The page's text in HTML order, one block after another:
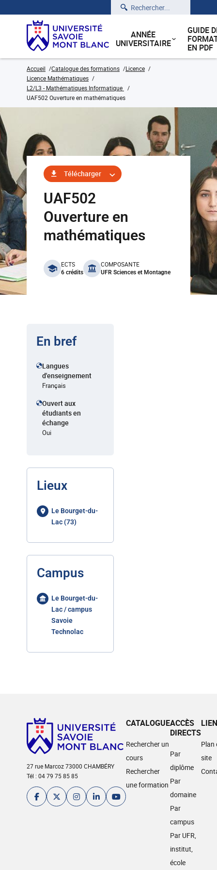
Rechercher
ANNÉE
UNIVERSITAIRE
GUIDE
EN PDF
Accueil Catalogue des formations
Licence
Licence Mathématiques
L2/L3 - Mathématiques Informatique
UAF502 Ouverture en mathématiques
Télécharger
UAF502
Ouverture en
mathématiques
benefits
ECTS
6 crédits
COMPOSANTE
UFR Sciences et Montagne
En bref
Langues
d'enseignement
Français
Ouvert aux
étudiants en
échange
Oui
Lieux
Le Bourget-du-
Lac (73)
Campus
Le Bourget-du-
Lac / campus
Savoie
Technolac
27 rue Marcoz 73000 CHAMBÉRY
Tél : 04 79 75 85 85
CATALOGUE
Rechercher un
cours
Rechercher
une formation
ACCÈS
DIRECTS
Par
diplôme
Par
domaine
Par
campus
Par UFR,
institut,
école
Plan
site